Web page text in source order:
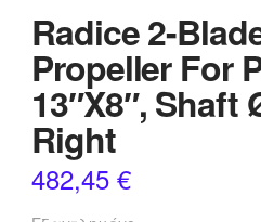
Radice 2-
Propeller For
13″X8″, Shaft
Right
482,45€